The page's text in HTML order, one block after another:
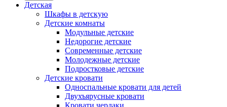
Детская
Шкафы в детскую
Детские комнаты
Модульные детские
Недорогие детские
Современные детские
Молодежные детские
Подростковые детские
Детские кровати
Односпальные кровати для детей
Двухъярусные кровати
Кровати чердаки